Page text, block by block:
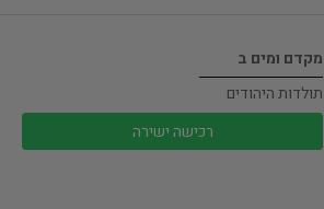
מקדם ומים ב
תולדות היהודים
רכישה ישירה